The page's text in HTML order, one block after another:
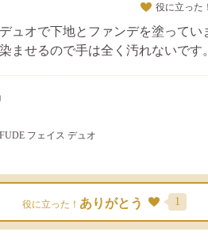
役に立った
ュオで下地とファンデを塗ってい
ませるので手は全く汚れないです。
フェイス デュオ
役に立った！ ありがとう 1